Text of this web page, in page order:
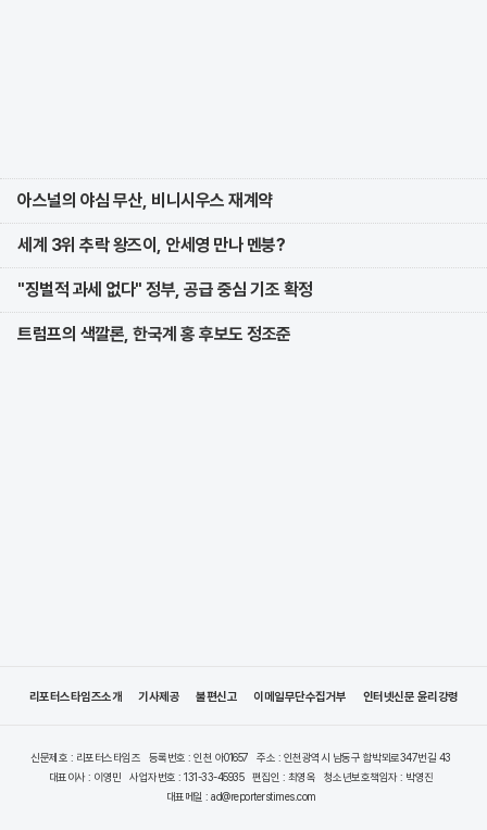
아스널의 야심 무산, 비니시우스 재계약
세계 3위 추락 왕즈이, 안세영 만나 멘붕?
"징벌적 과세 없다" 정부, 공급 중심 기조 확정
트럼프의 색깔론, 한국계 홍 후보도 정조준
리포터스타임즈소개 기사제공 불편신고 이메일무단수집거부 인터넷신문 윤리강령
신문제호 : 리포터스타임즈 등록번호 : 인천 아01657
주소 : 인천광역시 남동구 함박뫼로347번길 43
대표이사 : 이영민
사업자번호 : 131-33-45935 편집인 : 최영옥
청소년보호책임자 : 박영진
대표메일 : ad@reporterstimes.com